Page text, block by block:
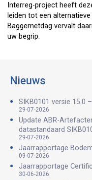
Interreg-project heeft
leiden tot een
Baggernetdag vervalt
uw begrip.
Nieuws
SIKB0101 versie 15.0
29-07-2026
Update ABR-
datastandaard
29-07-2026
Jaarrapportage
09-07-2026
Jaarrapportage
30-06-2026